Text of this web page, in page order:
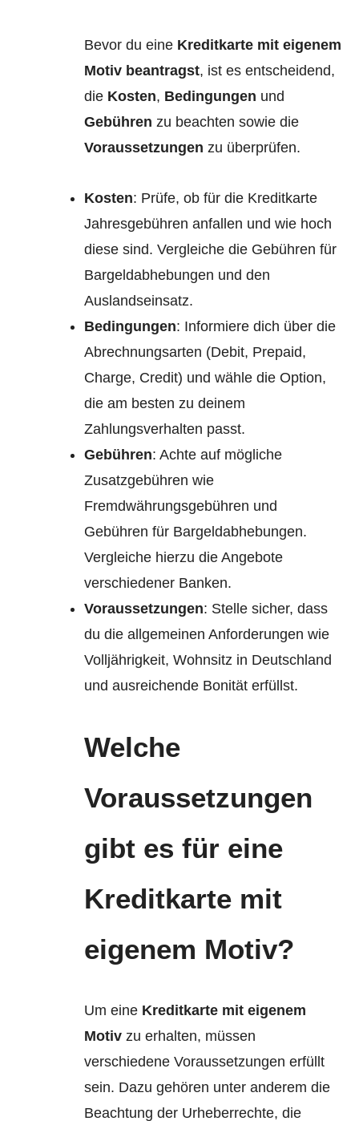
Bevor du eine Kreditkarte mit eigenem
Motiv beantragst, ist es entscheidend,
die Kosten, Bedingungen und
Gebühren zu beachten sowie die
Voraussetzungen zu überprüfen.
Kosten: Prüfe, ob für die Kreditkarte
Jahresgebühren anfallen und wie hoch
diese sind. Vergleiche die Gebühren für
Bargeldabhebungen und den
Auslandseinsatz.
Bedingungen: Informiere dich über die
Abrechnungsarten (Debit, Prepaid,
Charge, Credit) und wähle die Option,
die am besten zu deinem
Zahlungsverhalten passt.
Gebühren: Achte auf mögliche
Zusatzgebühren wie
Fremdwährungsgebühren und
Gebühren für Bargeldabhebungen.
Vergleiche hierzu die Angebote
verschiedener Banken.
Voraussetzungen: Stelle sicher, dass
du die allgemeinen Anforderungen wie
Volljährigkeit, Wohnsitz in Deutschland
und ausreichende Bonität erfüllst.
Welche
Voraussetzungen
gibt es für eine
Kreditkarte mit
eigenem Motiv?
Um eine Kreditkarte mit eigenem
Motiv zu erhalten, müssen
verschiedene Voraussetzungen erfüllt
sein. Dazu gehören unter anderem die
Beachtung der Urheberrechte, die